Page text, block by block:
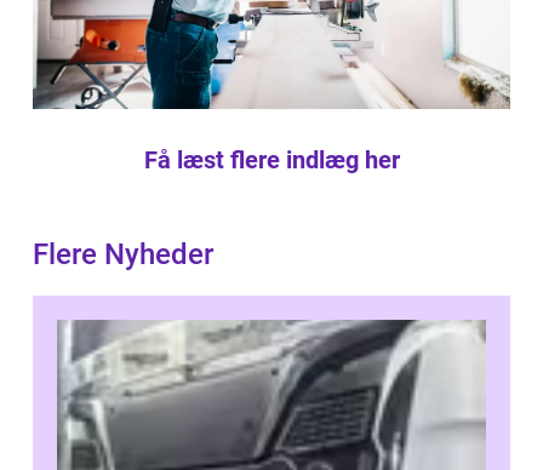
Få læst flere indlæg her
Flere Nyheder